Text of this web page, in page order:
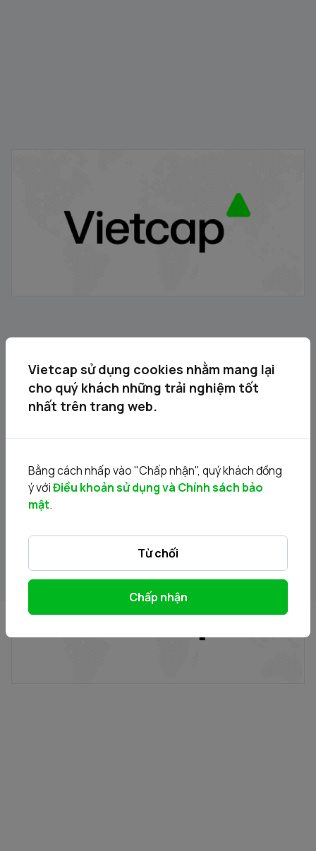
29/07/2024
Vietcap sử dụng cookies nhằm mang lại
cho quý khách những trải nghiệm tốt
nhất trên trang web.
Bằng cách nhấp vào "Chấp nhận", quý khách đồng
ý vớiĐiều khoản sử dụng và Chính sách bảo
mật.
Từ chối
Chấp nhận